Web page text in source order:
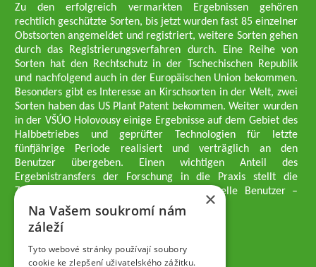
Zu den erfolgreich vermarkten Ergebnissen gehören
rechtlich geschützte Sorten, bis jetzt wurden fast 85 einzelner
Obstsorten angemeldet und registriert, weitere Sorten gehen
durch das Registrierungsverfahren durch. Eine Reihe von
Sorten hat den Rechtschutz in der Tschechischen Republik
und nachfolgend auch in der Europäischen Union bekommen.
Besonders gibt es Interesse an Kirschsorten in der Welt, zwei
Sorten haben das US Plant Patent bekommen. Weiter wurden
in der VŠÚO Holovousy einige Ergebnisse auf dem Gebiet des
Halbbetriebes und geprüfter Technologien für letzte
fünfjährige Periode realisiert und verträglich an den
Benutzer übergeben. Einen wichtigen Anteil des
Ergebnistransfers der Forschung in die Praxis stellt die
Züchtungsmethodik dar, die an professionelle Benutzer –
professionelle Obstzüchter übergeben wird.
Geschäftsführer der Gesellschaft
Dipl.-Ing. Tomáš Zmeškal
Dipl.-Ing. Jaroslav Vácha
×
Na Vašem soukromí nám
záleží
Tyto webové stránky používají soubory
cookie ke zlepšení uživatelského zážitku.